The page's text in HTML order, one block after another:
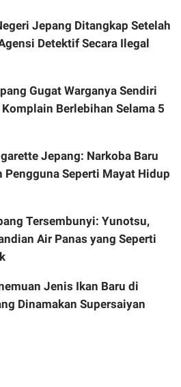
Jepang Ditangkap Setelah
Detektif Secara Ilegal
Gugat Warganya Sendiri
Berlebihan Selama 5
Jepang: Narkoba Baru
Pengguna Seperti Mayat Hidup
Tersembunyi: Yunotsu,
Air Panas yang Seperti
Jenis Ikan Baru di
Dinamakan Supersaiyan